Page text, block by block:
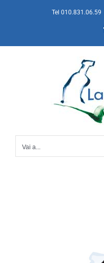
Tel 010.831.06.59
Vai a...